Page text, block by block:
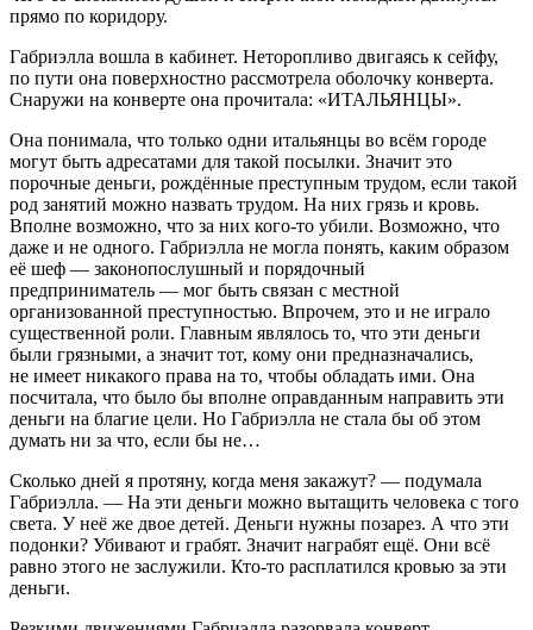
прямо по коридору.
Габриэлла вошла в кабинет. Неторопливо двигаясь к сейфу,
по пути она поверхностно рассмотрела оболочку конверта.
Снаружи на конверте она прочитала: «ИТАЛЬЯНЦЫ».
Она понимала, что только одни итальянцы во всём городе
могут быть адресатами для такой посылки. Значит это
порочные деньги, рождённые преступным трудом, если такой
род занятий можно назвать трудом. На них грязь и кровь.
Вполне возможно, что за них кого-то убили. Возможно, что
даже и не одного. Габриэлла не могла понять, каким образом
её шеф — законопослушный и порядочный
предприниматель — мог быть связан с местной
организованной преступностью. Впрочем, это и не играло
существенной роли. Главным являлось то, что эти деньги
были грязными, а значит тот, кому они предназначались,
не имеет никакого права на то, чтобы обладать ими. Она
посчитала, что было бы вполне оправданным направить эти
деньги на благие цели. Но Габриэлла не стала бы об этом
думать ни за что, если бы не…
Сколько дней я протяну, когда меня закажут? — подумала
Габриэлла. — На эти деньги можно вытащить человека с того
света. У неё же двое детей. Деньги нужны позарез. А что эти
подонки? Убивают и грабят. Значит награбят ещё. Они всё
равно этого не заслужили. Кто-то расплатился кровью за эти
деньги.